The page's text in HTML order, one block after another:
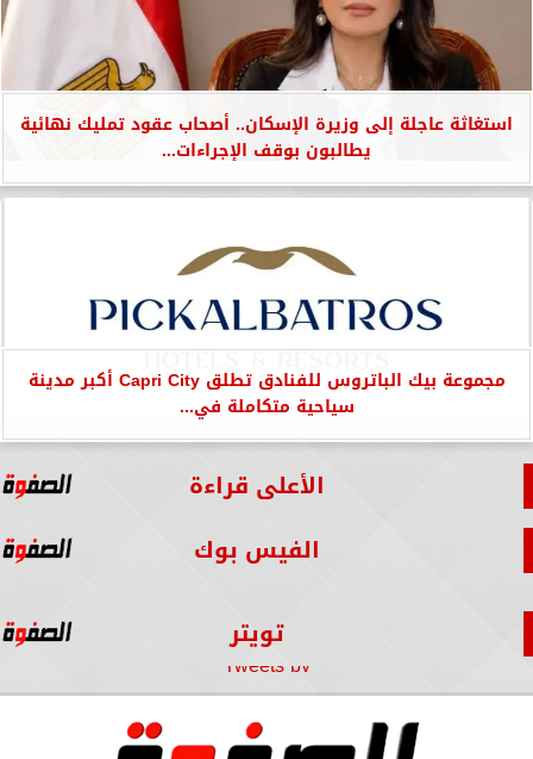
استغاثة عاجلة إلى وزيرة الإسكان.. أصحاب عقود تمليك نهائية
يطالبون بوقف الإجراءات...
مجموعة بيك الباتروس للفنادق تطلق Capri City أكبر مدينة
سياحية متكاملة في...
الأعلى قراءة
الفيس بوك
تويتر
Tweets by